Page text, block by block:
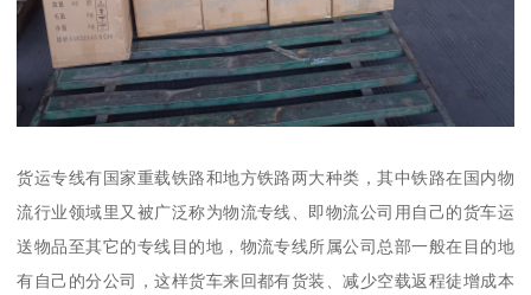
货运专线有国家重载铁路和地方铁路两大种类，其中铁路在国内物
流行业领域里又被广泛称为物流专线、即物流公司用自己的货车运
送物品至其它的专线目的地，物流专线所属公司总部一般在目的地
有自己的分公司，这样货车来回都有货装、减少空载返程徒增成本